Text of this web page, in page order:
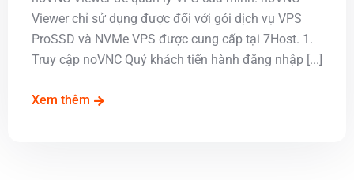
Viewer chỉ sử dụng được đối với gói dịch vụ VPS
ProSSD và NVMe VPS được cung cấp tại 7Host. 1.
Truy cập noVNC Quý khách tiến hành đăng nhập [...]
Xem thêm